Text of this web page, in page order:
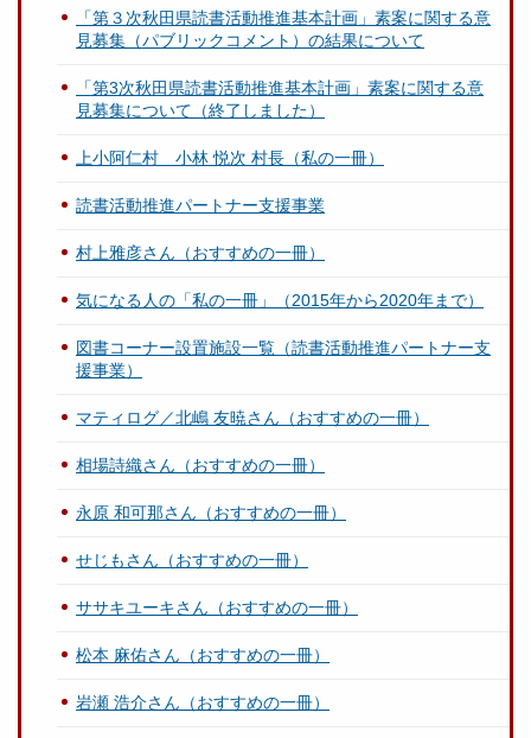
「第３次秋田県読書活動推進基本計画」素案に関する意
見募集（パブリックコメント）の結果について
「第3次秋田県読書活動推進基本計画」素案に関する意
見募集について（終了しました）
上小阿仁村 小林 悦次 村長（私の一冊）
読書活動推進パートナー支援事業
村上雅彦さん（おすすめの一冊）
気になる人の「私の一冊」（2015年から2020年まで）
図書コーナー設置施設一覧（読書活動推進パートナー支
援事業）
マティログ／北嶋 友暁さん（おすすめの一冊）
相場詩織さん（おすすめの一冊）
永原 和可那さん（おすすめの一冊）
せじもさん（おすすめの一冊）
ササキユーキさん（おすすめの一冊）
松本 麻佑さん（おすすめの一冊）
岩瀬 浩介さん（おすすめの一冊）